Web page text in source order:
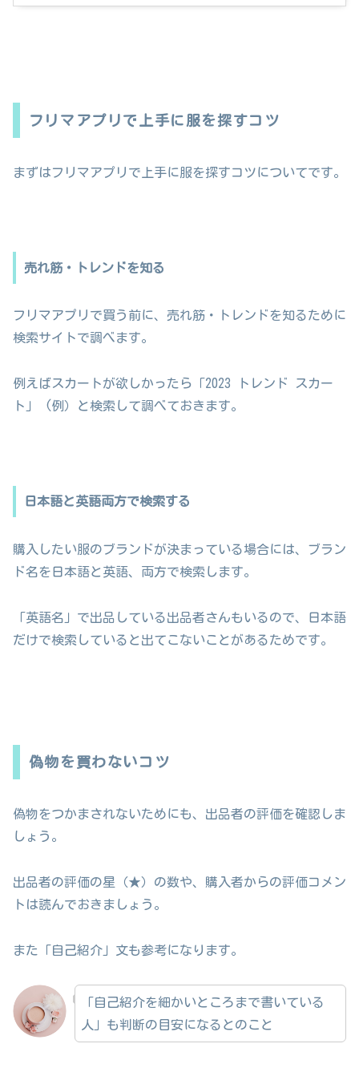
フリマアプリで上手に服を探すコツ
まずはフリマアプリで上手に服を探すコツについてです。
売れ筋・トレンドを知る
フリマアプリで買う前に、売れ筋・トレンドを知るために
検索サイトで調べます。
例えばスカートが欲しかったら「2023 トレンド スカー
ト」 (例）と検索して調べておきます。
日本語と英語両方で検索する
購入したい服のブランドが決まっている場合には、ブラン
ド名を日本語と英語、両方で検索します。
「英語名」で出品している出品者さんもいるので、日本語
だけで検索していると出てこないことがあるためです。
偽物を買わないコツ
偽物をつかまされないためにも、出品者の評価を確認しま
しょう。
出品者の評価の星（★）の数や、購入者からの評価コメン
トは読んでおきましょう。
また「自己紹介」文も参考になります。
「自己紹介を細かいところまで書いている
人」も判断の目安になるとのこと